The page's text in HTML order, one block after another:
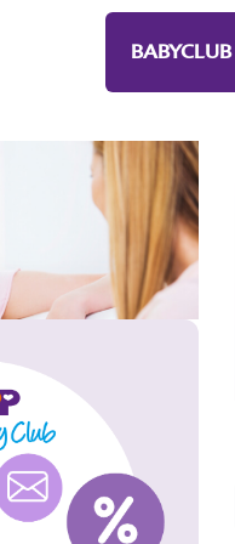
BABYCLUB